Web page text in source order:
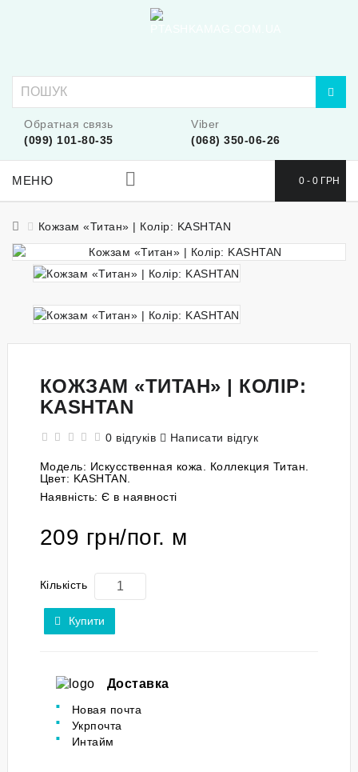
Обратная связь
(099) 101-80-35
Viber
(068) 350-06-26
0 - 0 ГРН
МЕНЮ
Кожзам «Титан» | Колір: KASHTAN
КОЖЗАМ «ТИТАН» | КОЛІР:
KASHTAN
0 відгуків Написати відгук
Модель: Искусственная кожа. Коллекция Титан.
Цвет: KASHTAN.
Наявність: Є в наявності
209 грн/пог. м
Кількість
Купити
Доставка
Новая почта
Укрпочта
Интайм